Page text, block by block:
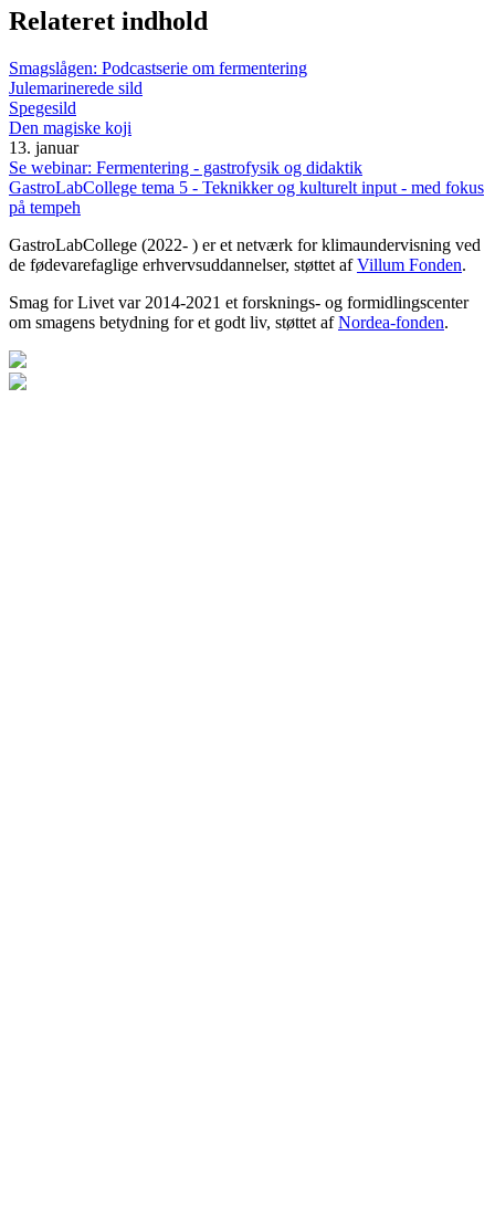
Relateret indhold
Smagslågen: Podcastserie om fermentering
Julemarinerede sild
Spegesild
Den magiske koji
13. januar
Se webinar: Fermentering - gastrofysik og didaktik
GastroLabCollege tema 5 - Teknikker og kulturelt input - med fokus
på tempeh
GastroLabCollege (2022- ) er et netværk for klimaundervisning ved
de fødevarefaglige erhvervsuddannelser, støttet afVillum Fonden.
Smag for Livet var 2014-2021 et forsknings- og formidlingscenter
om smagens betydning for et godt liv, støttet afNordea-fonden.